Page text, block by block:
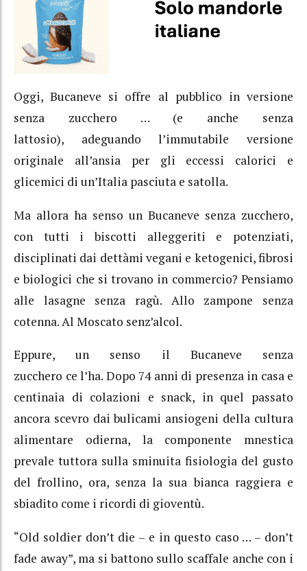
Oggi, Bucaneve si offre al pubblico in versione
senza zucchero … (e anche senza
lattosio), adeguando l’immutabile versione
originale all’ansia per gli eccessi calorici e
glicemici di un’Italia pasciuta e satolla.
Ma allora ha senso un Bucaneve senza zucchero,
con tutti i biscotti alleggeriti e potenziati,
disciplinati dai dettàmi vegani e ketogenici, fibrosi
e biologici che si trovano in commercio? Pensiamo
alle lasagne senza ragù. Allo zampone senza
cotenna. Al Moscato senz’alcol.
Eppure, un senso il Bucaneve senza
zucchero ce l’ha. Dopo 74 anni di presenza in casa e
centinaia di colazioni e snack, in quel passato
ancora scevro dai bulicami ansiogeni della cultura
alimentare odierna,la componente mnestica
prevale tuttora sulla sminuita fisiologia del gusto
del frollino, ora, senza la sua bianca raggiera e
sbiadito come i ricordi di gioventù.
“Old soldier don’t die – e in questo caso … – don’t
fade away”, ma si battono sullo scaffale anche con i